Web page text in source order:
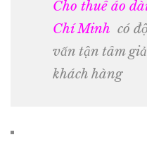
Cho thuê áo
Chí Minh có
vấn tận tâm
khách hàng